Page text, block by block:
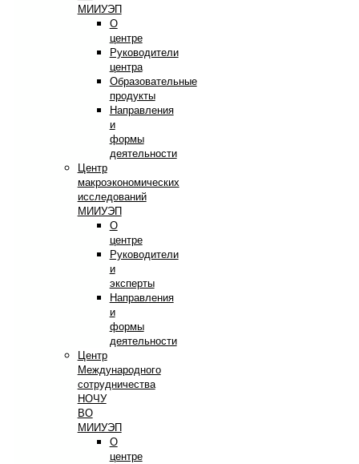
МИИУЭП
О
центре
Руководители
центра
Образовательные
продукты
Направления
и
формы
деятельности
Центр
макроэкономических
исследований
МИИУЭП
О
центре
Руководители
и
эксперты
Направления
и
формы
деятельности
Центр
Международного
сотрудничества
НОЧУ
ВО
МИИУЭП
О
центре